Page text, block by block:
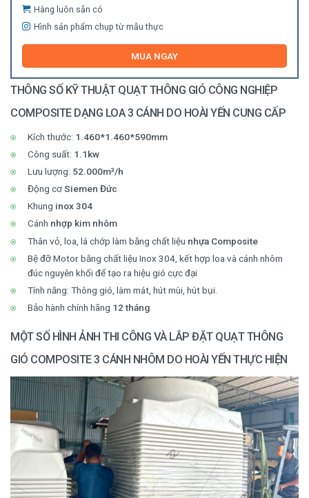
Hàng luôn sẵn có
Hình sản phẩm chụp từ mẫu thực
MUA NGAY
THÔNG SỐ KỸ THUẬT QUẠT THÔNG GIÓ CÔNG NGHIỆP
COMPOSITE DẠNG LOA 3 CÁNH DO HOÀI YẾN CUNG CẤP
Kích thước: 1.460*1.460*590mm
Công suất: 1.1kw
Lưu lượng: 52.000m³/h
Động cơSiemen Đức
Khung inox 304
Cánh nhợp kim nhôm
Thân vỏ, loa, lá chớp làm bằng chất liệu nhựa Composite
Bệ đỡ Motor bằng chất liệu Inox 304, kết hợp loa và cánh nhôm
đúc nguyên khối để tạo ra hiệu gió cực đại
Tính năng: Thông gió, làm mát, hút mùi, hút bụi.
Bảo hành chính hãng 12 tháng
MỘT SỐ HÌNH ẢNH THI CÔNG VÀ LẮP ĐẶT QUẠT THÔNG
GIÓ COMPOSITE 3 CÁNH NHÔM DO HOÀI YẾN THỰC HIỆN